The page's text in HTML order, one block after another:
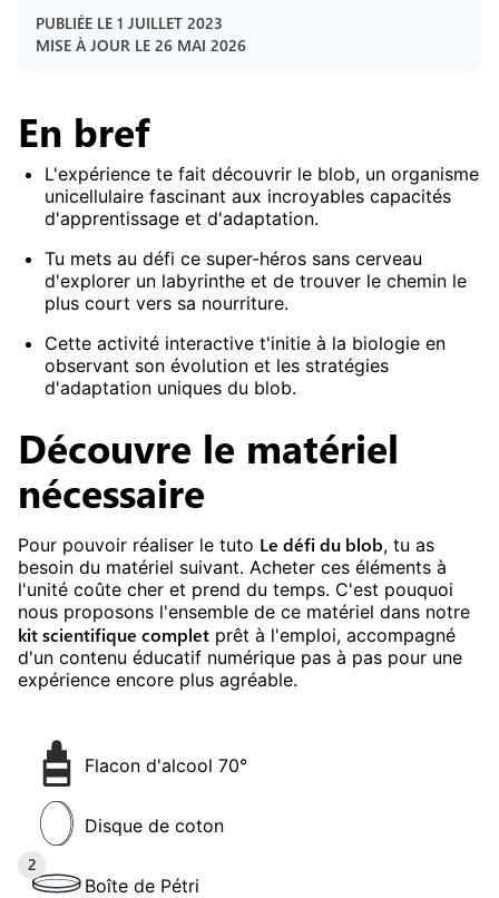
PUBLIÉE LE 1 JUILLET 2023
MISE À JOUR LE 26 MAI 2026
En bref
L'expérience te fait découvrir le blob, un organisme
unicellulaire fascinant aux incroyables capacités
d'apprentissage et d'adaptation.
Tu mets au défi ce super-héros sans cerveau
d'explorer un labyrinthe et de trouver le chemin le
plus court vers sa nourriture.
Cette activité interactive t'initie à la biologie en
observant son évolution et les stratégies
d'adaptation uniques du blob.
Découvre le matériel
nécessaire
Pour pouvoir réaliser le tuto Le défi du blob, tu as
besoin du matériel suivant. Acheter ces éléments à
l'unité coûte cher et prend du temps. C'est pouquoi
nous proposons l'ensemble de ce matériel dans notre
kit scientifique complet prêt à l'emploi, accompagné
d'un contenu éducatif numérique pas à pas pour une
expérience encore plus agréable.
Flacon d'alcool 70°
Disque de coton
Boîte de Pétri
2